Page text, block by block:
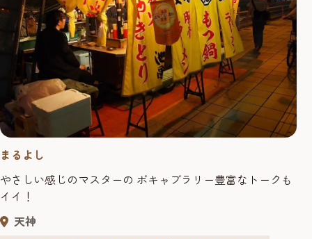
まるよし
やさしい感じのマスターの ボキャブラリー豊富なトークも
イイ！
天神